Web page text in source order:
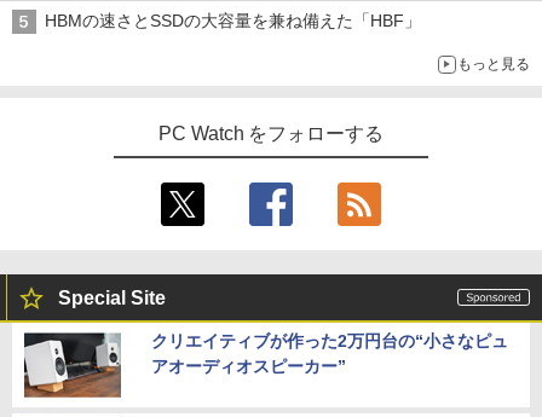
HBMの速さとSSDの大容量を兼ね備えた「HBF」
もっと見る
PC Watch をフォローする
Special Site
クリエイティブが作った2万円台の“小さなピュ
アオーディオスピーカー”